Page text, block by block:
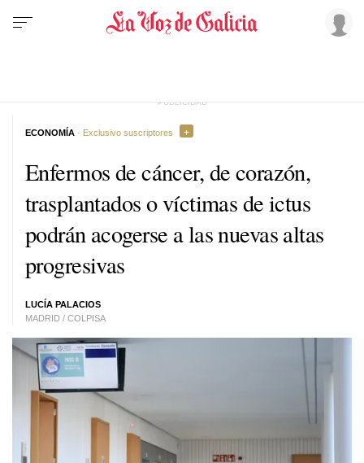
Enfermos de cáncer, de corazón,
trasplantados o víctimas de ictus
podrán acogerse a las nuevas altas
progresivas
LUCÍA PALACIOS
MADRID / COLPISA
ECONOMÍA · Exclusivo suscriptores